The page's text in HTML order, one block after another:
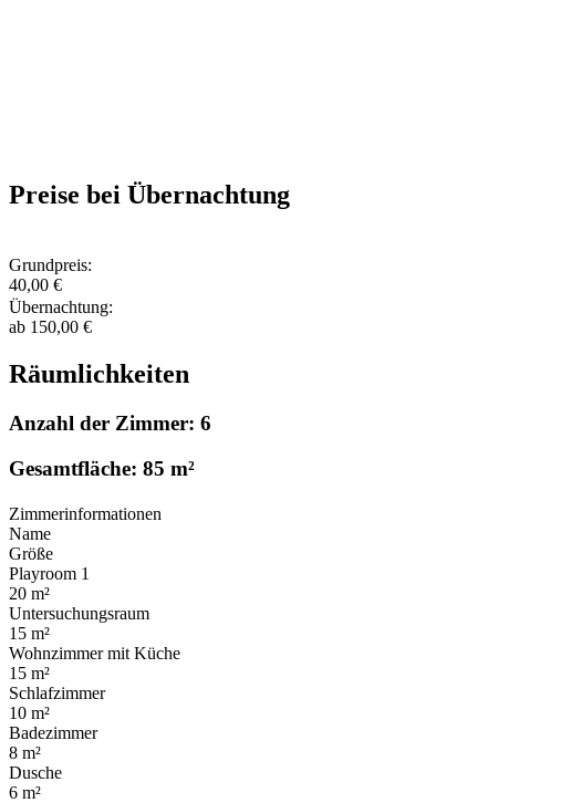
Preise bei Übernachtung
Grundpreis:
40,00 €
Übernachtung:
ab 150,00 €
Räumlichkeiten
Anzahl der Zimmer: 6
Gesamtfläche: 85 m²
Zimmerinformationen
Name
Größe
Playroom 1
20 m²
Untersuchungsraum
15 m²
Wohnzimmer mit Küche
15 m²
Schlafzimmer
10 m²
Badezimmer
8 m²
Dusche
6 m²